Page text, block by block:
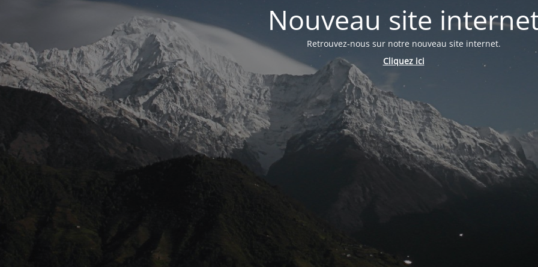
Nouveau site
Retrouvez-nous sur notre nouveau site internet.
Cliquez ici